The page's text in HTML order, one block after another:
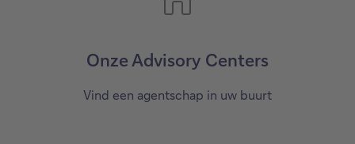
Onze Advisory Centers
Vind een agentschap in uw buurt